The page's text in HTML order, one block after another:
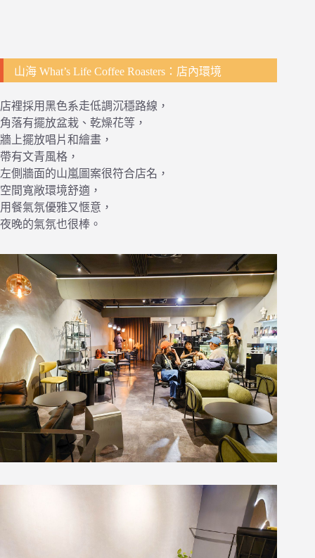
山海 What’s Life Coffee Roasters：店內環境
店裡採用黑色系走低調沉穩路線，
角落有擺放盆栽、乾燥花等，
牆上擺放唱片和繪畫，
帶有文青風格，
左側牆面的山嵐圖案很符合店名，
空間寬敞環境舒適，
用餐氣氛優雅又愜意，
夜晚的氣氛也很棒。